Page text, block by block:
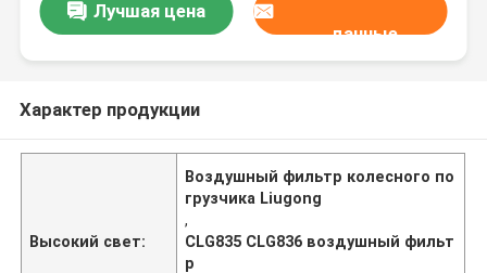
Лучшая цена
данные
Характер продукции
Высокий свет:
Воздушный фильтр колесного по
грузчика Liugong
,
CLG835 CLG836 воздушный фильт
р